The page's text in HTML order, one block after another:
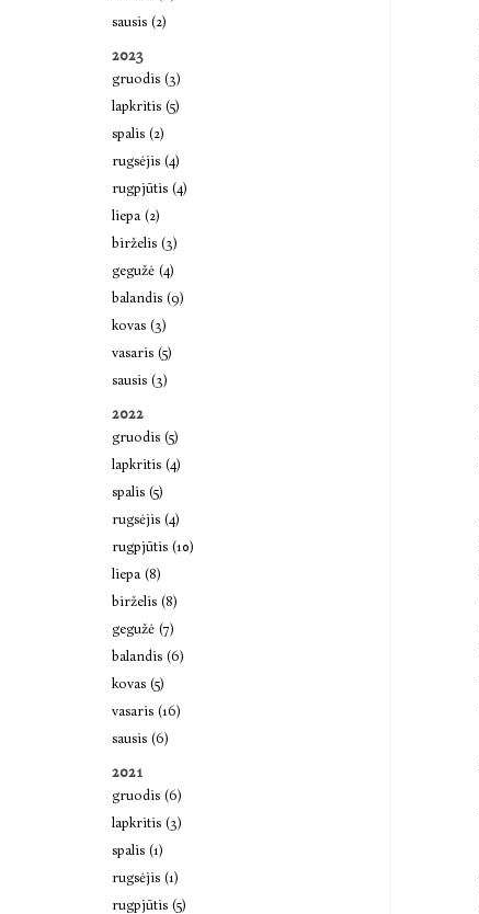
sausis (2)
2023
gruodis (3)
lapkritis (5)
spalis (2)
rugsėjis (4)
rugpjūtis (4)
liepa (2)
birželis (3)
gegužė (4)
balandis (9)
kovas (3)
vasaris (5)
sausis (3)
2022
gruodis (5)
lapkritis (4)
spalis (5)
rugsėjis (4)
rugpjūtis (10)
liepa (8)
birželis (8)
gegužė (7)
balandis (6)
kovas (5)
vasaris (16)
sausis (6)
2021
gruodis (6)
lapkritis (3)
spalis (1)
rugsėjis (1)
rugpjūtis (5)